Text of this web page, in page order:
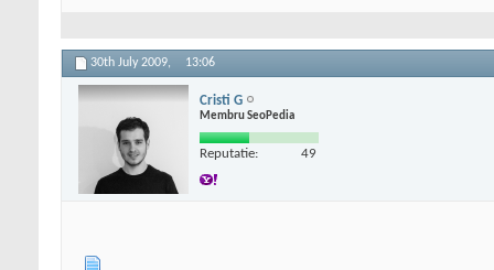
30th July 2009, 13:06
Cristi G
Membru SeoPedia
Reputatie: 49